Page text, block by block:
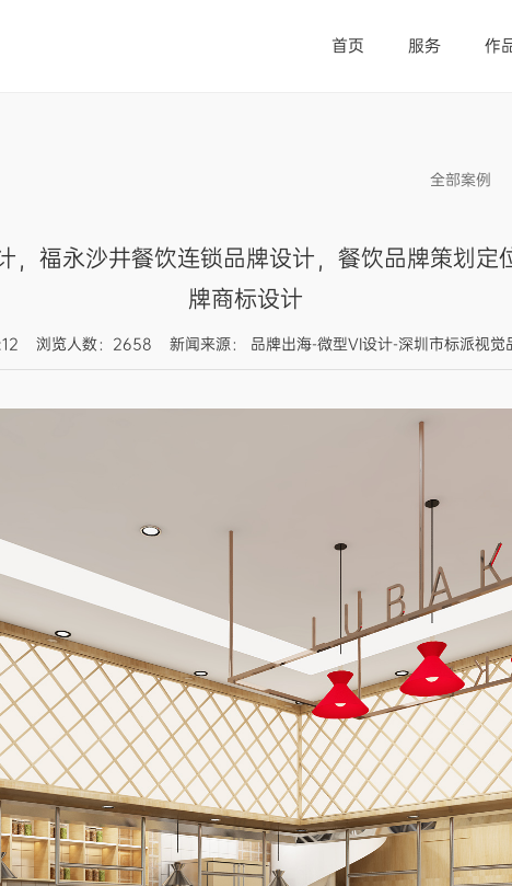
首页 服务 作
全部案例
福永沙井餐饮连锁品牌设计，餐饮品牌策划定
牌商标设计
浏览人数：2658 新闻来源： 品牌出海-微型VI设计-深圳市标派视觉